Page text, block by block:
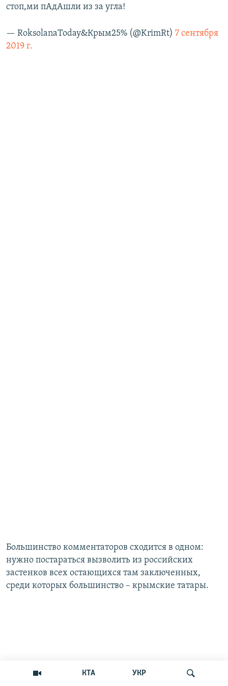
КТА УКР
стоп,ми пАдАшли из за угла!
— RoksolanaToday&Крым25% (@KrimRt) 7 сентября
2019 г.
Большинство комментаторов сходится в одном:
нужно постараться вызволить из российских
застенков всех остающихся там заключенных,
среди которых большинство – крымские татары.